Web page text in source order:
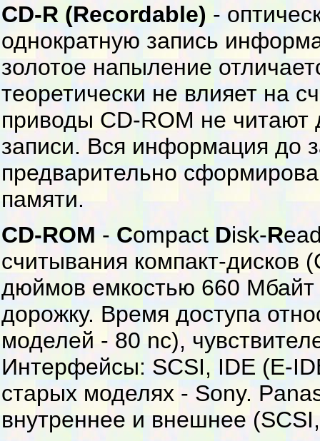
CD-R (Recordable) -
однократную запись
золотое напыление
теоретически не влияет на
приводы CD-ROM не читают
записи. Вся информация до
предварительно
памяти.
CD-ROM - CompactDisk-R
считывания компакт-дисков
дюймов емкостью 660 Мбайт
дорожку. Время доступа
моделей - 80 nc),
Интерфейсы: SCSI, IDE (E-
старых моделях - Sony.
внутреннее и внешнее